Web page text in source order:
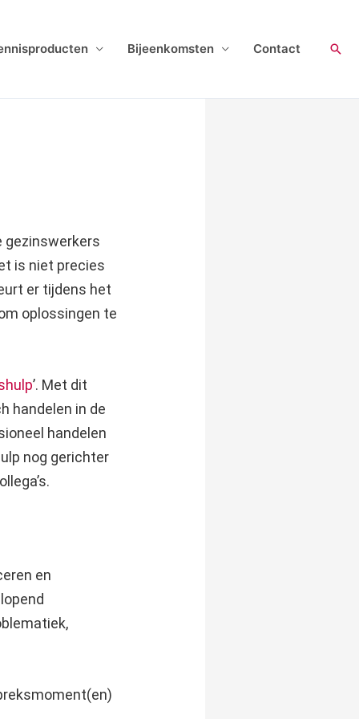
Bijeenkomsten Contact
gezinswerkers
is niet precies
er tijdens het
oplossingen te
’. Met dit
handelen in de
handelen
nog gerichter
en